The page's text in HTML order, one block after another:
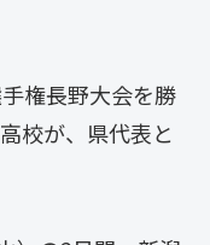
権長野大会を勝
校が、県代表と